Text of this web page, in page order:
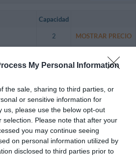
My Personal Information
the sale, sharing to third parties, or
or sensitive information for
us, please use the below opt-out
selection. Please note that after your
you may continue seeing
on personal information utilized by
disclosed to third parties prior to
Capacidad
2 MOSTRAR PRECIO
4 MOSTRAR PRECIO
las habitaciones del hotel Buenos Aires,
vía satélite, teléfono, caja fuerte y baño
Triple con vistas al mar, Cuádruple